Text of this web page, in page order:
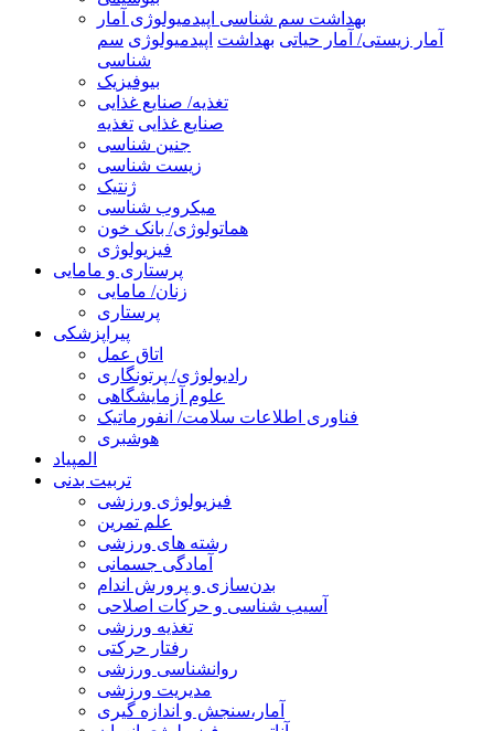
بهداشت سم شناسی اپیدمیولوژی آمار
آمار زیستی/ آمار حیاتی بهداشت اپیدمیولوژی سم
شناسی
بیوفیزیک
تغذیه/ صنایع غذایی
صنایع غذایی تغذیه
جنین شناسی
زیست شناسی
ژنتیک
میکروب شناسی
هماتولوژی/ بانک خون
فیزیولوژی
پرستاری و مامایی
زنان/ مامایی
پرستاری
پیراپزشکی
اتاق عمل
رادیولوژی/ پرتونگاری
علوم آزمایشگاهی
فناوری اطلاعات سلامت/ انفورماتیک
هوشبری
المپیاد
تربیت بدنی
فیزیولوژی ورزشی
علم تمرین
رشته های ورزشی
آمادگی جسمانی
بدن‌سازی و پرورش اندام
آسیب شناسی و حرکات اصلاحی
تغذیه ورزشی
رفتار حرکتی
روانشناسی ورزشی
مدیریت ورزشی
آمار،سنجش و اندازه گیری